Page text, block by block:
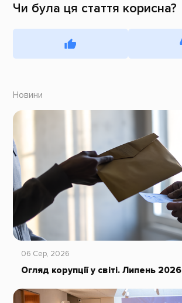
Чи була ця стаття корисна?
Новини
06 Сер, 2026
Огляд корупції у світі. Липень 2026